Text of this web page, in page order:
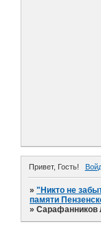
Привет, Гость!
»"Никто не
памяти
»Сарафанников